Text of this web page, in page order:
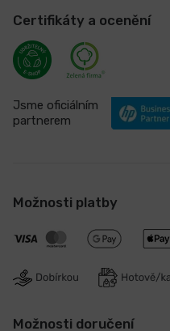
Certifikáty a ocenění
Jsme oficiálním
partnerem
Možnosti platby
Možnosti doručení